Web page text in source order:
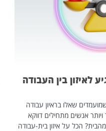
לאיזון בין העבודה
שאלו בראיון עבודה
אנשים מתחילים דווקא
הכל על איזון בית-עבודה